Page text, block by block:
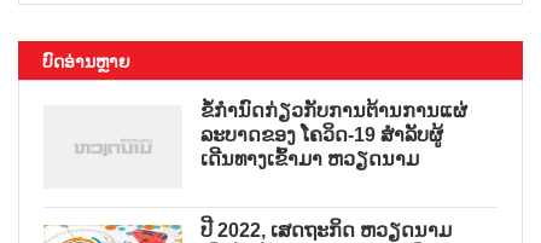
ບົດອ່ານຫຼາຍ
ຂໍ້ກຳນົດກ່ຽວກັບການຕ້ານການແຜ່
ລະບາດຂອງ ໂຄວິດ-19 ສຳລັບຜູ້
ເດີນທາງເຂົ້າມາ ຫວຽດນາມ
ປີ 2022, ເສດຖະກິດ ຫວຽດນາມ